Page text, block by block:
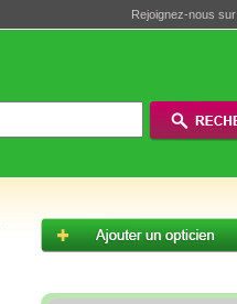
Rejoignez-nous sur